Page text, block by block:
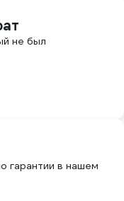
не был
гарантии в нашем